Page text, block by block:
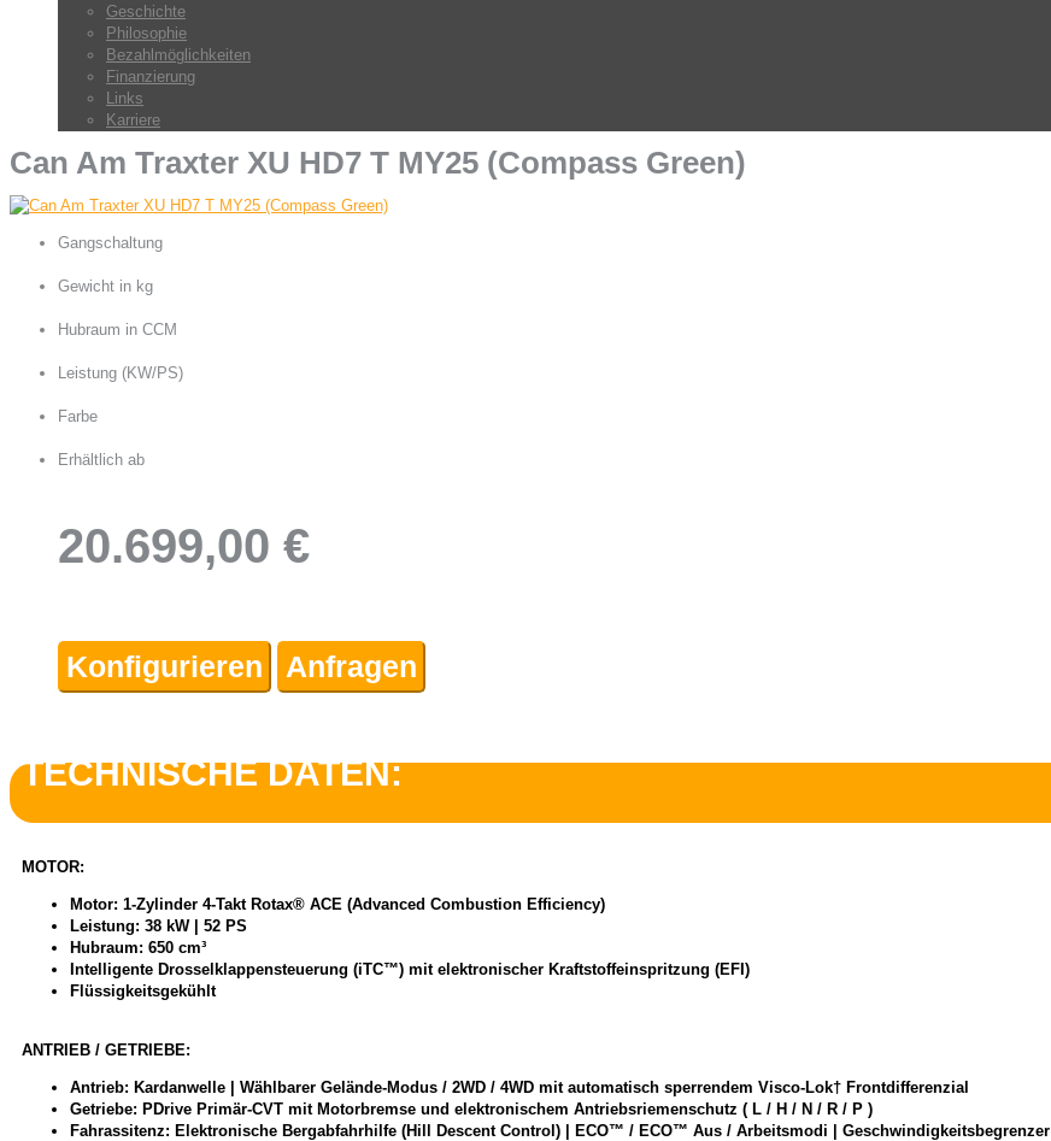
Geschichte
Philosophie
Bezahlmöglichkeiten
Finanzierung
Links
Karriere
Can Am Traxter XU HD7 T MY25 (Compass Green)
Gangschaltung
PDrive Primär-CVT ( L / H / N / R / P )
Gewicht in kg
687,8
Hubraum in CCM
650
Leistung (KW/PS)
38 / 52
Farbe
Compass Green
Erhältlich ab
20.699,00 €
Konfigurieren Anfragen
TECHNISCHE DATEN:
MOTOR:
Motor: 1-Zylinder 4-Takt Rotax® ACE (Advanced Combustion Efficiency)
Leistung: 38 kW | 52 PS
Hubraum: 650 cm³
Intelligente Drosselklappensteuerung (iTC™) mit elektronischer Kraftstoffeinspritzung (EFI)
Flüssigkeitsgekühlt
ANTRIEB / GETRIEBE:
Antrieb: Kardanwelle | Wählbarer Gelände-Modus / 2WD / 4WD mit automatisch sperrendem Visco-Lok† Frontdifferenzial
Getriebe: PDrive Primär-CVT mit Motorbremse und elektronischem Antriebsriemenschutz ( L / H / N / R / P )
Fahrassitenz: Elektronische Bergabfahrhilfe (Hill Descent Control) | ECO™ / ECO™ Aus / Arbeitsmodi | Geschwindigkeitsbegrenzer